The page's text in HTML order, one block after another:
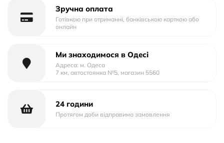
Зручна оплата
Готівкою при отриманні, банківською карткою або
онлайн
Ми знаходимося в Одесі
Адреса: м. Одеса
7 км, автостоянка №5, магазин 5560
24 години
Протягом доби відправимо замовлення